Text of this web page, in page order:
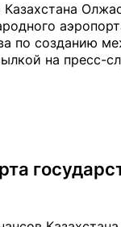
по созданию
на пресс-